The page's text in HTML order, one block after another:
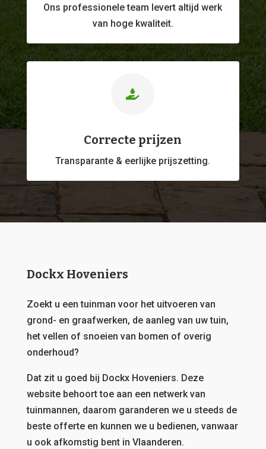
Ons professioneleteam levert altijd werk
van hoge kwaliteit.

Correcte prijzen
Transparante & eerlijke prijszetting.
Dockx Hoveniers
Zoekt u een tuinman voor het uitvoeren van
grond- en graafwerken, de aanleg van uw tuin,
het vellen of snoeien van bomen of overig
onderhoud?
Dat zit u goed bij Dockx Hoveniers. Deze
website behoort toe aan een netwerk van
tuinmannen, daarom garanderen we u steeds de
beste offerte en kunnen we u bedienen, vanwaar
u ook afkomstig bent in Vlaanderen.